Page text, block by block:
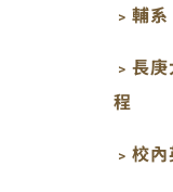
﹥輔
﹥長
程
﹥校